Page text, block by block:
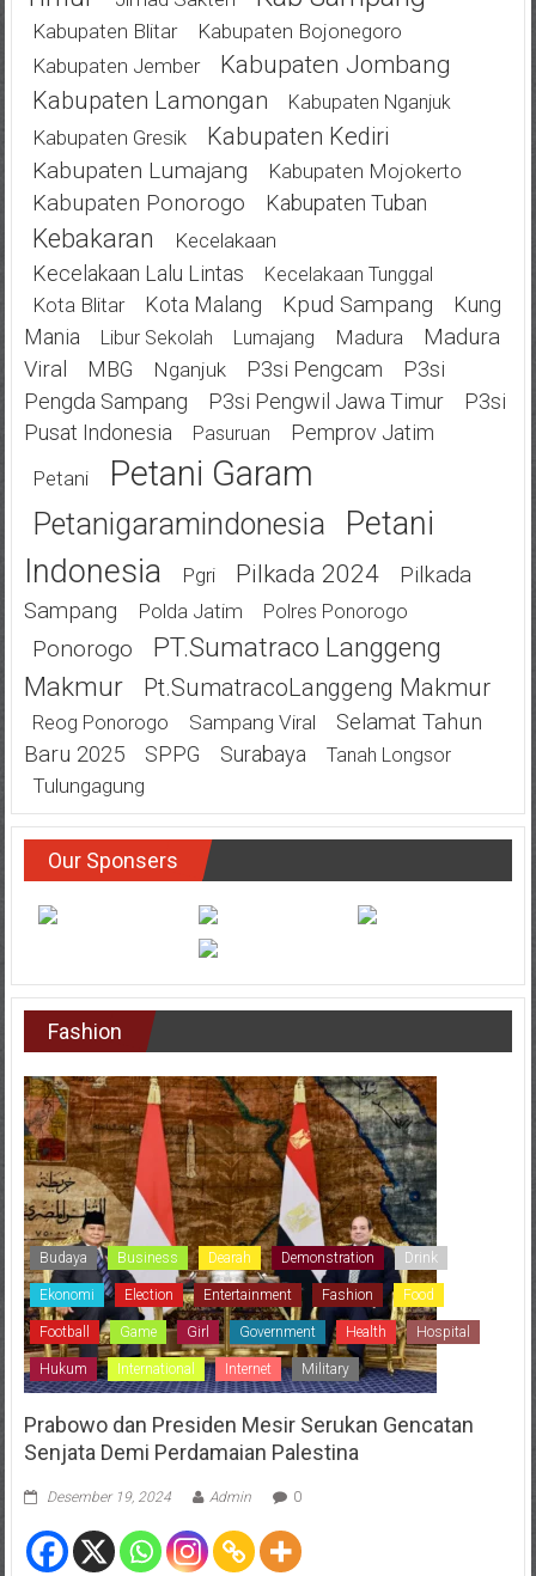
Kabupaten Blitar
Kabupaten Bojonegoro
Kabupaten Jember
Kabupaten Jombang
Kabupaten Lamongan
Kabupaten Nganjuk
Kabupaten Gresik Kabupaten Kediri
Kabupaten Lumajang Kabupaten Mojokerto
Kabupaten Ponorogo Kabupaten Tuban
Kebakaran Kecelakaan
Kecelakaan Lalu Lintas Kecelakaan Tunggal
Kota Blitar Kota Malang Kpud Sampang
Kung
Mania
Libur Sekolah Lumajang Madura
Madura
Viral
MBG Nganjuk P3si Pengcam
P3si
Pengda Sampang
P3si Pengwil Jawa Timur
P3si
Pusat Indonesia
Pasuruan Pemprov Jatim
Petani Petani Garam
Petanigaramindonesia
Petani
Indonesia
Pgri Pilkada 2024
Pilkada
Sampang
Polda Jatim Polres Ponorogo
Ponorogo
PT.Sumatraco Langgeng
Makmur
Pt.SumatracoLanggeng Makmur
Reog Ponorogo Sampang Viral
Selamat Tahun
Baru 2025
SPPG Surabaya Tanah Longsor
Tulungagung
Our Sponsers
Fashion
Budaya Business Dearah Demonstration Drink
Ekonomi Election Entertainment Fashion Food
Football Game Girl Government Health Hospital
Hukum International Internet Military
Prabowo dan Presiden Mesir Serukan Gencatan
Senjata Demi Perdamaian Palestina
Desember 19, 2024 Admin 0